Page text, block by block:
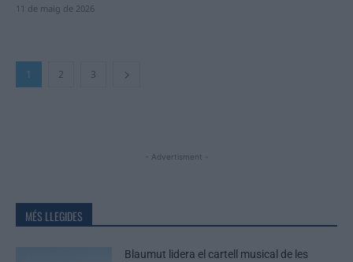
11 de maig de 2026
1 2 3
- Advertisment -
MÉS LLEGIDES
Blaumut lidera el cartell musical de les